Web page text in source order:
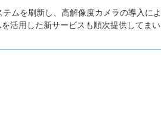
ムを刷新し、高解像度カメラの導入に
活用した新サービスも順次提供してま